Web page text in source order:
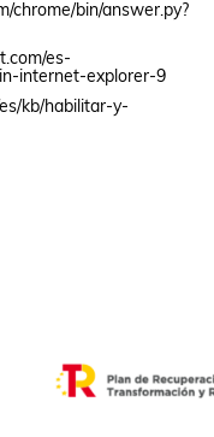
chrome/bin/answer.py?
es-
internet-explorer-9
kb/habilitar-y-